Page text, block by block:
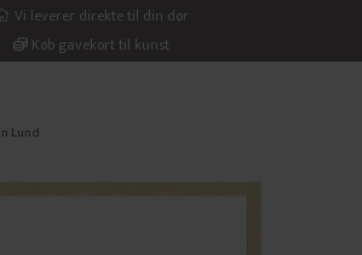
Vi leverer direkte til din dør
Køb gavekort til kunst
Lund